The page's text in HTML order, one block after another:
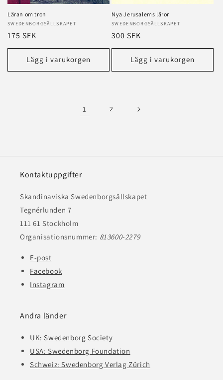
Läran om tron
Säljare:
SWEDENBORGSÄLLSKAPET
Ordinarie
pris
175 SEK
Lägg i varukorgen
Nya Jerusalems läror
Säljare:
SWEDENBORGSÄLLSKAPET
Ordinarie
pris
300 SEK
Lägg i varukorgen
1 2
Kontaktuppgifter
Skandinaviska Swedenborgsällskapet
Tegnérlunden 7
111 61 Stockholm
Organisationsnummer: 813600-2279
E-post
Facebook
Instagram
Andra länder
UK: Swedenborg Society
USA: Swedenborg Foundation
Schweiz: Swedenborg Verlag Zürich